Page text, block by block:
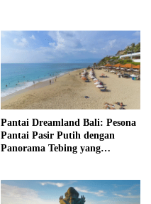
Pantai Dreamland Bali: Pesona
Pantai Pasir Putih dengan
Panorama Tebing yang